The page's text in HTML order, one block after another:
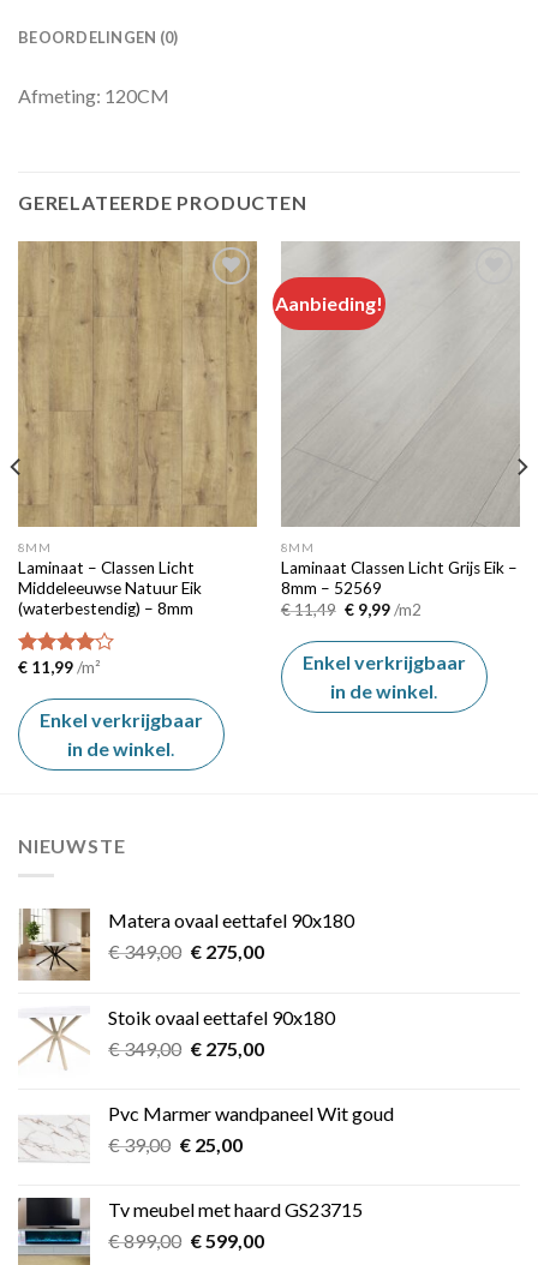
BEOORDELINGEN (0)
Afmeting: 120CM
GERELATEERDE PRODUCTEN
wishlist
8MM
Laminaat – Classen Licht
Middeleeuwse Natuur Eik
(waterbestendig) – 8mm
Beoordeeld
de 5
€11,99/m²
Enkel verkrijgbaar
in de winkel
Aanbieding!
8MM
Laminaat Classen Licht Grijs Eik –
8mm – 52569
€11,49 Oorspronkelijke
prijs
was:
€ 11,49.
€9,99Huidige
is:
€ 9,99.
/m2
Enkel verkrijgbaar
in de winkel.
NIEUWSTE
Matera ovaal eettafel 90x180
€349,00 Oorspronkelijke
€ 349,00.
€275,00Huidige
€ 275,00.
Stoik ovaal eettafel 90x180
€349,00 Oorspronkelijke
€ 349,00.
€275,00Huidige
€ 275,00.
Pvc Marmer wandpaneel Wit goud
€39,00 Oorspronkelijke
€ 39,00.
€25,00Huidige
€ 25,00.
Tv meubel met haard GS23715
€899,00 Oorspronkelijke
€599,00Huidige